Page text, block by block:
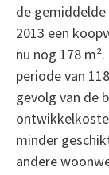
de
2013 een
nu nog 178
periode van
gevolg van de
minder
andere